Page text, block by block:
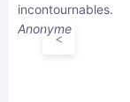
incontournables.
Anonyme
<